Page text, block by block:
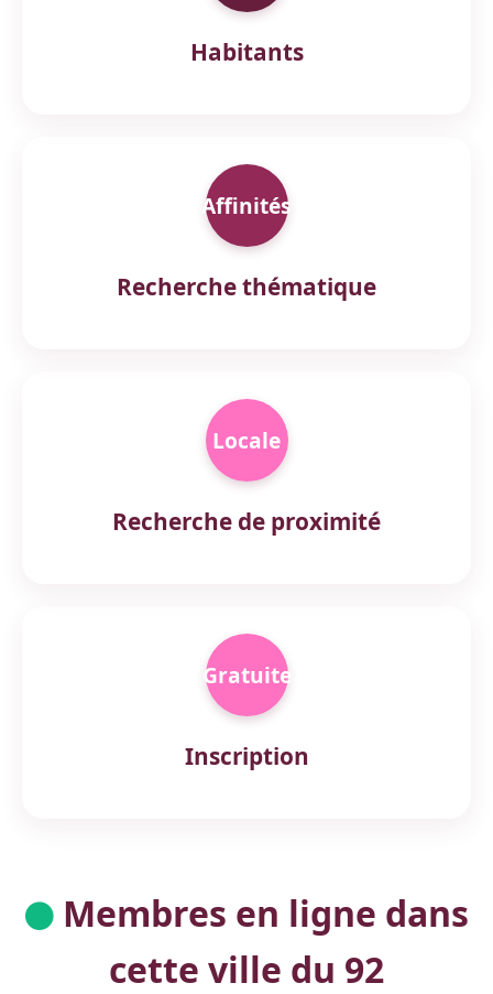
Habitants
Affinités
Recherche thématique
Locale
Recherche de proximité
Gratuite
Inscription
Membres en ligne dans
cette ville du 92